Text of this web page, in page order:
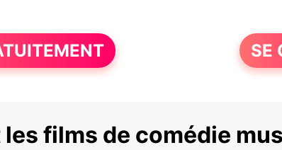
SE
films de comédie